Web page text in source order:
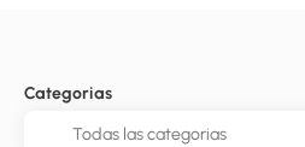
Categorias